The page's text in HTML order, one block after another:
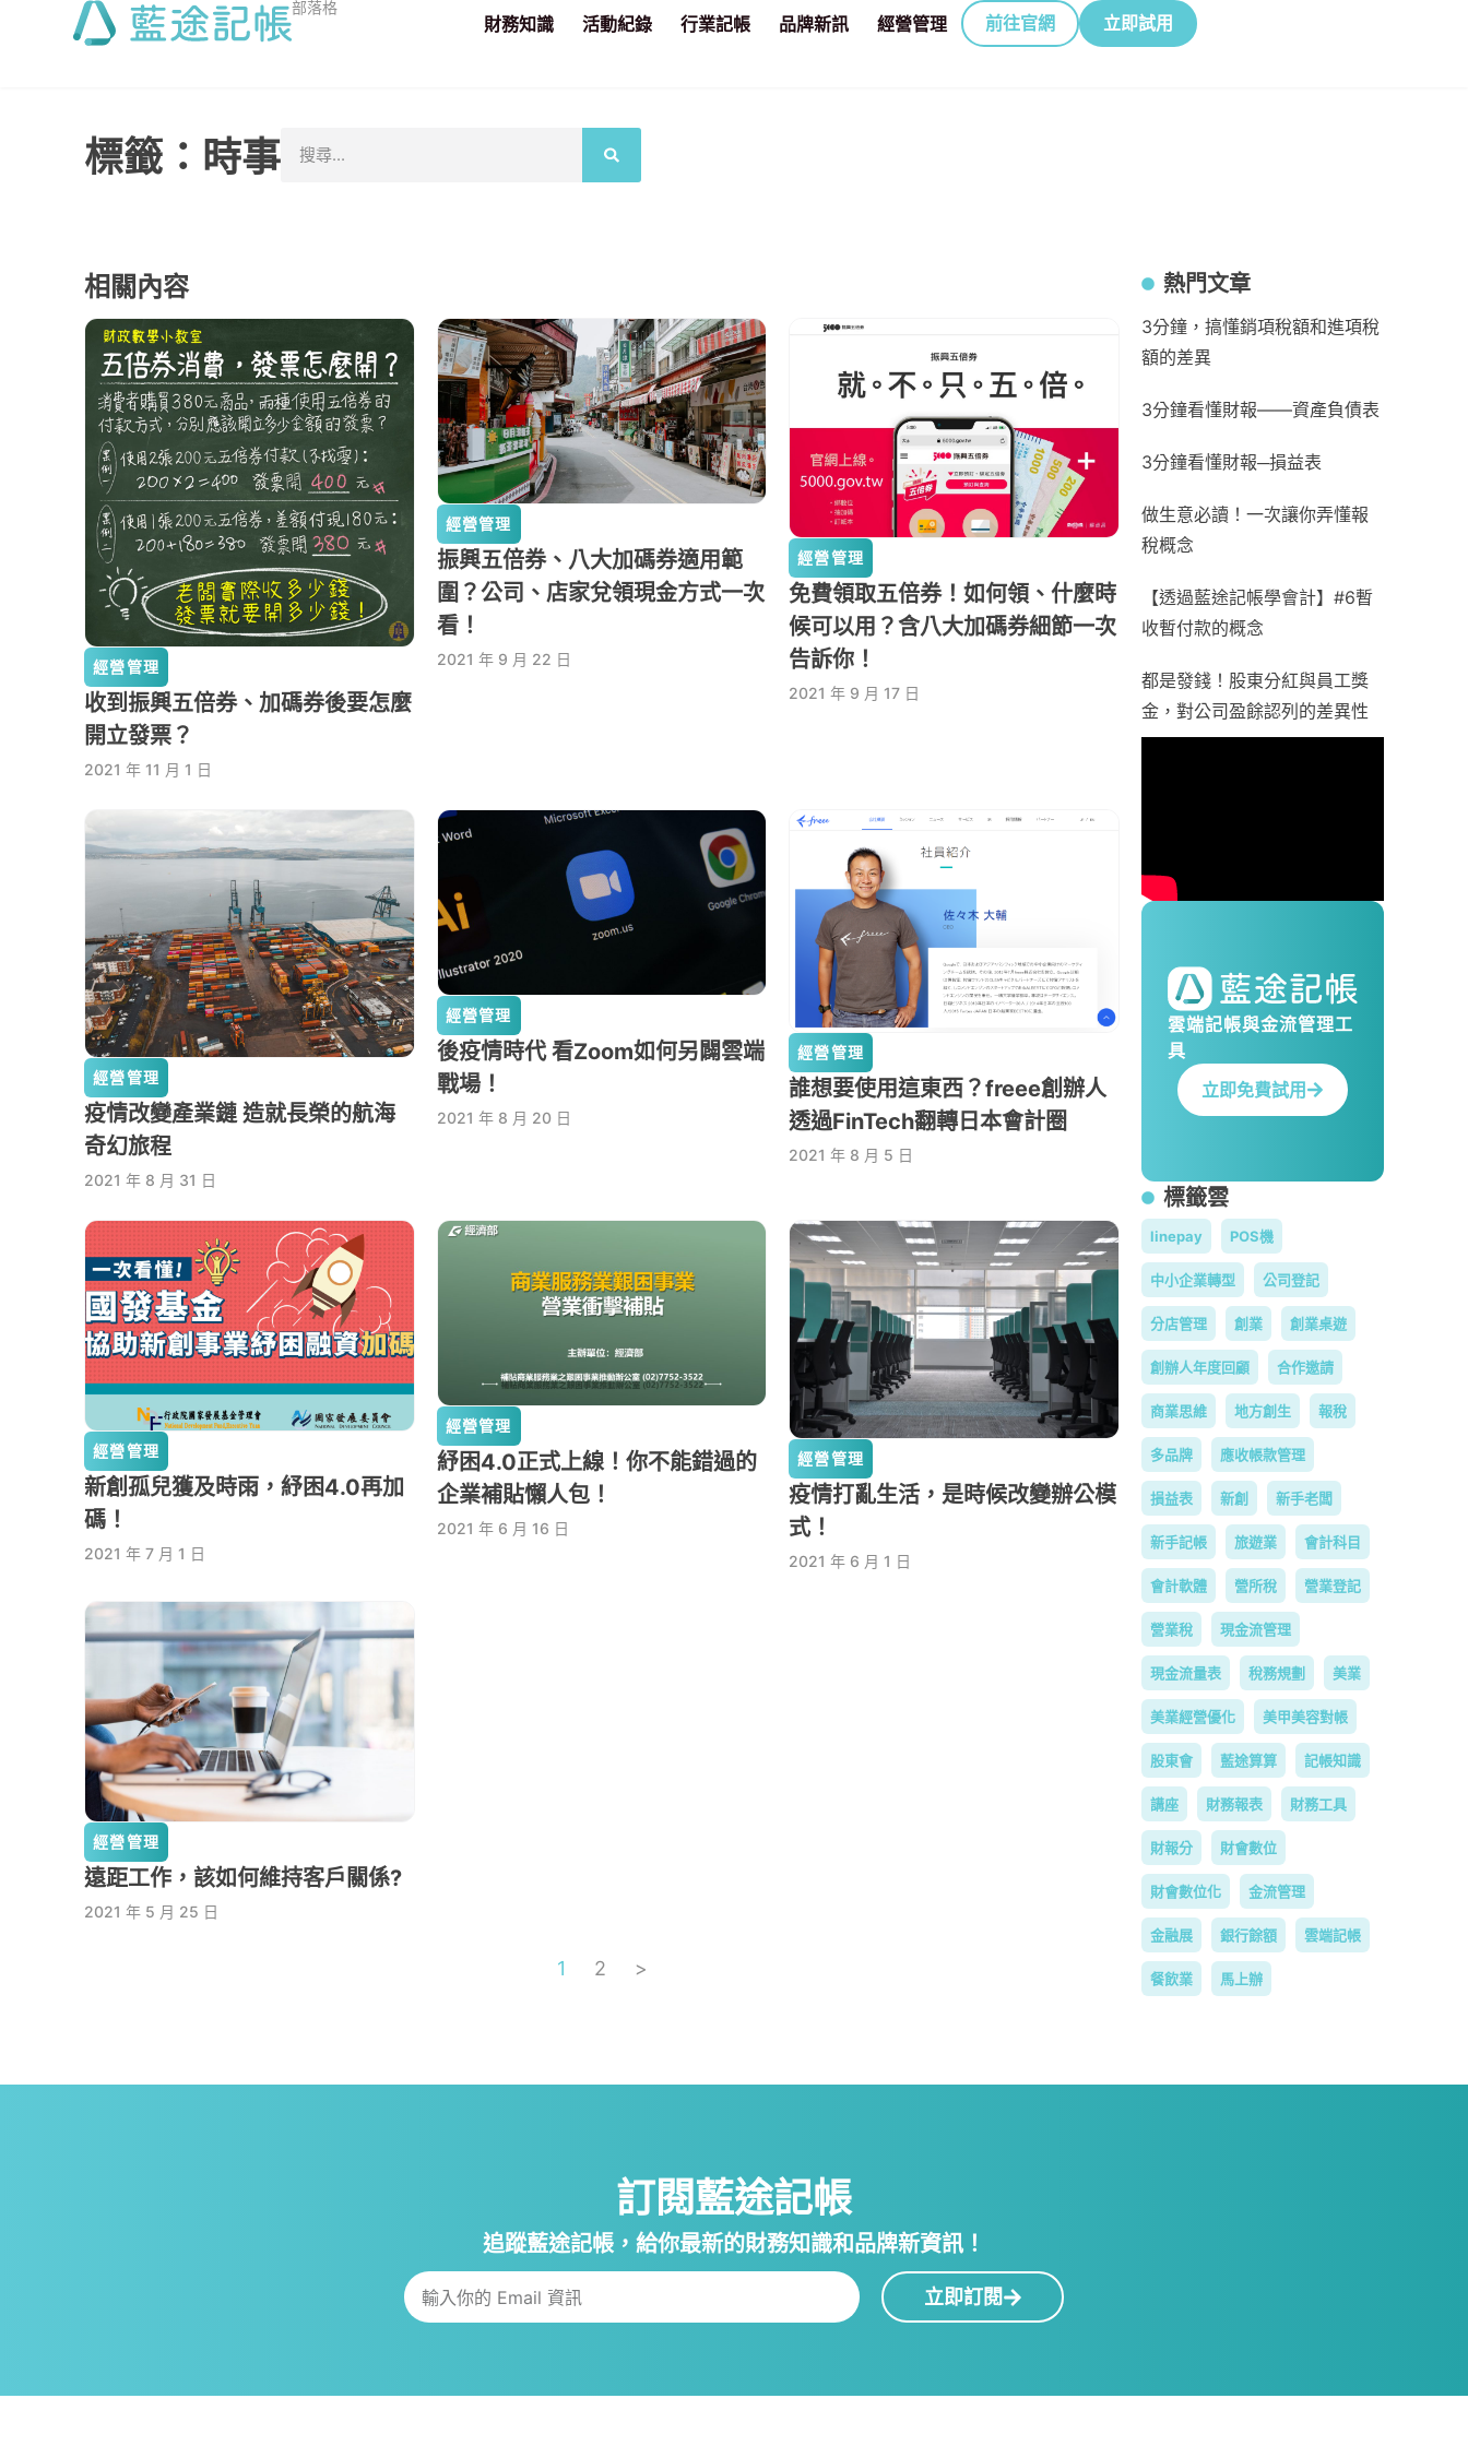
部落格
財務知識 活動紀錄 行業記帳 品牌新訊 經營管理 前往官網 立即試用
標籤：時事
相關內容
經營管理
收到振興五倍券、加碼券後要怎麼
開立發票？
2021 年 11 月 1 日
經營管理
振興五倍券、八大加碼券適用範
圍？公司、店家兌領現金方式一次
看！
2021 年 9 月 22 日
經營管理
免費領取五倍券！如何領、什麼時
候可以用？含八大加碼券細節一次
告訴你！
2021 年 9 月 17 日
經營管理
疫情改變產業鏈 造就長榮的航海
奇幻旅程
2021 年 8 月 31 日
經營管理
後疫情時代 看Zoom如何另闢雲端
戰場！
2021 年 8 月 20 日
經營管理
誰想要使用這東西？freee創辦人
透過FinTech翻轉日本會計圈
2021 年 8 月 5 日
經營管理
新創孤兒獲及時雨，紓困4.0再加
碼！
2021 年 7 月 1 日
經營管理
紓困4.0正式上線！你不能錯過的
企業補貼懶人包！
2021 年 6 月 16 日
經營管理
疫情打亂生活，是時候改變辦公模
式！
2021 年 6 月 1 日
經營管理
遠距工作，該如何維持客戶關係?
2021 年 5 月 25 日
1 2 >
熱門文章
3分鐘，搞懂銷項稅額和進項稅
額的差異
3分鐘看懂財報——資產負債表
3分鐘看懂財報─損益表
做生意必讀！一次讓你弄懂報
稅概念
【透過藍途記帳學會計】#6暫
收暫付款的概念
都是發錢！股東分紅與員工獎
金，對公司盈餘認列的差異性
雲端記帳與金流管理工
具
立即免費試用
標籤雲
linepay POS機
中小企業轉型 公司登記
分店管理 創業 創業桌遊
創辦人年度回顧 合作邀請
商業思維 地方創生 報稅
多品牌 應收帳款管理
損益表 新創 新手老闆
新手記帳 旅遊業 會計科目
會計軟體 營所稅 營業登記
營業稅 現金流管理
現金流量表 稅務規劃 美業
美業經營優化 美甲美容對帳
股東會 藍途算算 記帳知識
講座 財務報表 財務工具
財報分 財會數位
財會數位化 金流管理
金融展 銀行餘額 雲端記帳
餐飲業 馬上辦
訂閱藍途記帳
追蹤藍途記帳，給你最新的財務知識和品牌新資訊！
立即訂閱